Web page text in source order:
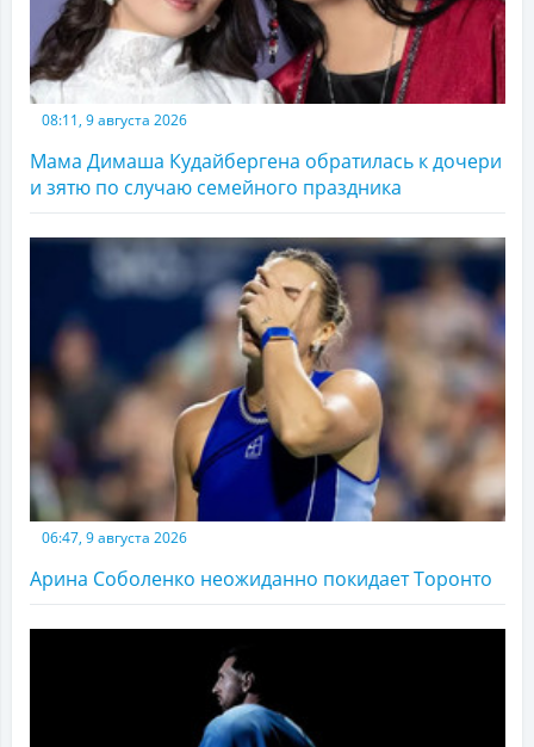
08:11, 9 августа 2026
Мама Димаша Кудайбергена обратилась к дочери
и зятю по случаю семейного праздника
06:47, 9 августа 2026
Арина Соболенко неожиданно покидает Торонто